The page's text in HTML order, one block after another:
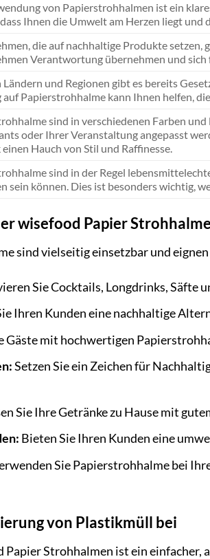
von Papierstrohhalmen ist ein
Ihnen die Umwelt am Herzen liegt
die auf nachhaltige Produkte setzen,
Verantwortung übernehmen und sich
Ländern und Regionen gibt es bereits
auf Papierstrohhalme kann Ihnen helfen,
sind in verschiedenen Farben
oder Ihrer Veranstaltung angepasst
Hauch von Stil und Raffinesse.
sind in der Regel
sein können. Dies ist besonders wichtig,
wisefood Papier Strohhalme
sind vielseitig einsetzbar und
Sie Cocktails, Longdrinks,
Ihren Kunden eine nachhaltige
Gäste mit hochwertigen
Setzen Sie ein Zeichen für
Sie Ihre Getränke zu Hause mit
Bieten Sie Ihren Kunden eine
Sie Papierstrohhalme bei
von Plastikmüll bei
Papier Strohhalmen ist ein